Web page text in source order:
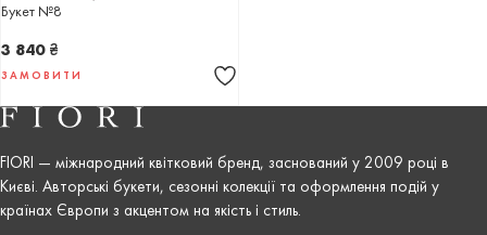
Букет №8
3 840 ₴
ЗАМОВИТИ
FIORI — міжнародний квітковий бренд, заснований у 2009 році в
Києві. Авторські букети, сезонні колекції та оформлення подій у
країнах Європи з акцентом на якість і стиль.